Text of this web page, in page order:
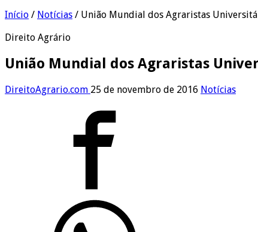
Início / Notícias / União Mundial dos Agraristas
Direito Agrário
União Mundial dos Agraristas
DireitoAgrario.com 25 de novembro de 2016 Notícias